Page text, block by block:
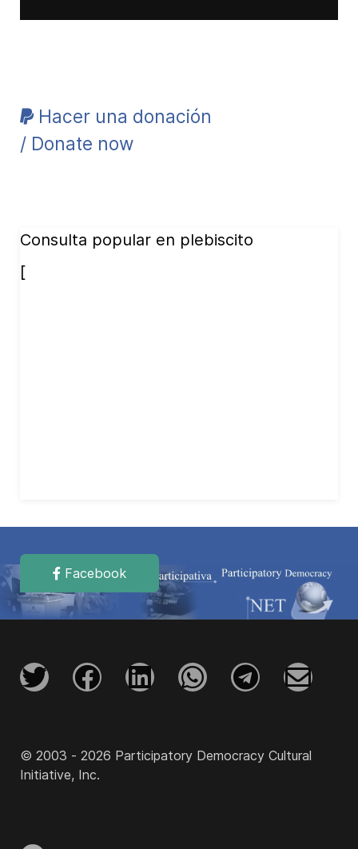
Hacer una donación
/ Donate now
Consulta popular en plebiscito
[
Facebook
© 2003 - 2026 Participatory Democracy Cultural
Initiative, Inc.